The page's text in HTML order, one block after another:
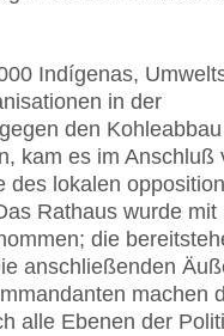
Indígenas,
in der
den
kam es im Anschluß
des lokalen
Rathaus wurde mit
die
anschließenden
machen
alle Ebenen der